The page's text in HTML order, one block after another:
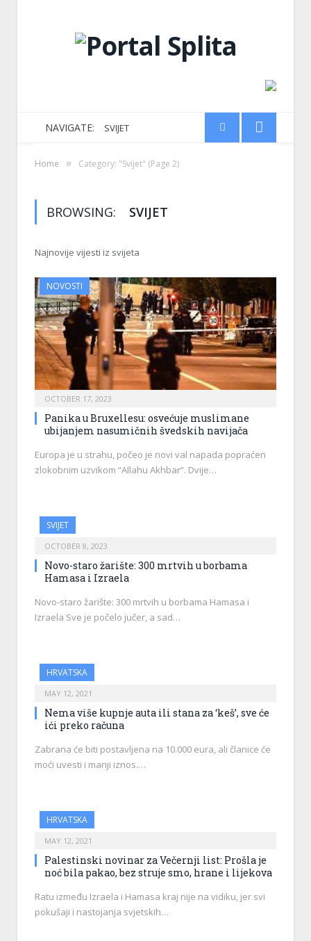
NAVIGATE: SVIJET
Home » Category: "Svijet" (Page 2)
BROWSING: SVIJET
Najnovije vijesti iz svijeta
NOVOSTI
OCTOBER 17, 2023
Panika u Bruxellesu: osvećuje muslimane
ubijanjem nasumičnih švedskih navijača
Europa je u strahu, počeo je novi val napada popraćen
zlokobnim uzvikom “Allahu Akhbar”. Dvije…
SVIJET
OCTOBER 8, 2023
Novo-staro žarište: 300 mrtvih u borbama
Hamasa i Izraela
Novo-staro žarište: 300 mrtvih u borbama Hamasa i
Izraela Sve je počelo jučer, a sad…
HRVATSKA
MAY 12, 2021
Nema više kupnje auta ili stana za ‘keš’, sve će
ići preko računa
Zabrana će biti postavljena na 10.000 eura, ali članice će
moći uvesti i manji iznos.…
HRVATSKA
MAY 12, 2021
Palestinski novinar za Večernji list: Prošla je
noć bila pakao, bez struje smo, hrane i lijekova
Ratu između Izraela i Hamasa kraj nije na vidiku, jer svi
pokušaji i nastojanja svjetskih…